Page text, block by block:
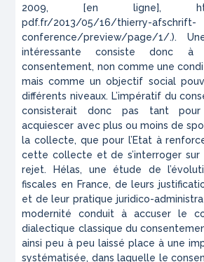
2009, [en ligne], https://
pdf.fr/2013/05/16/thierry-afschrift-
conference/preview/page/1/.).
intéressante consiste donc à
consentement, non comme une
mais comme un objectif social
différents niveaux. L’impératif du
consisterait donc pas tant
acquiescer avec plus ou moins de
la collecte, que pour l’Etat à
cette collecte et de s’interroger sur
rejet. Hélas, une étude de
fiscales en France, de leurs
et de leur pratique juridico-
modernité conduit à accuser le
dialectique classique du
ainsi peu à peu laissé place à une
systématisée, dans laquelle le